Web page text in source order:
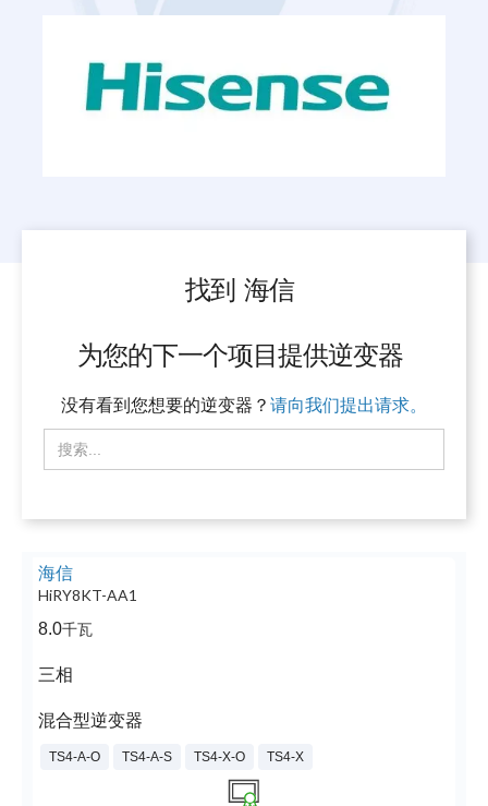
找到 海信
为您的下一个项目提供逆变器
没有看到您想要的逆变器？ 请向我们提出请求。
海信
HiRY8KT-AA1
8.0千瓦
三相
混合型逆变器
TS4-A-O TS4-A-S TS4-X-O TS4-X